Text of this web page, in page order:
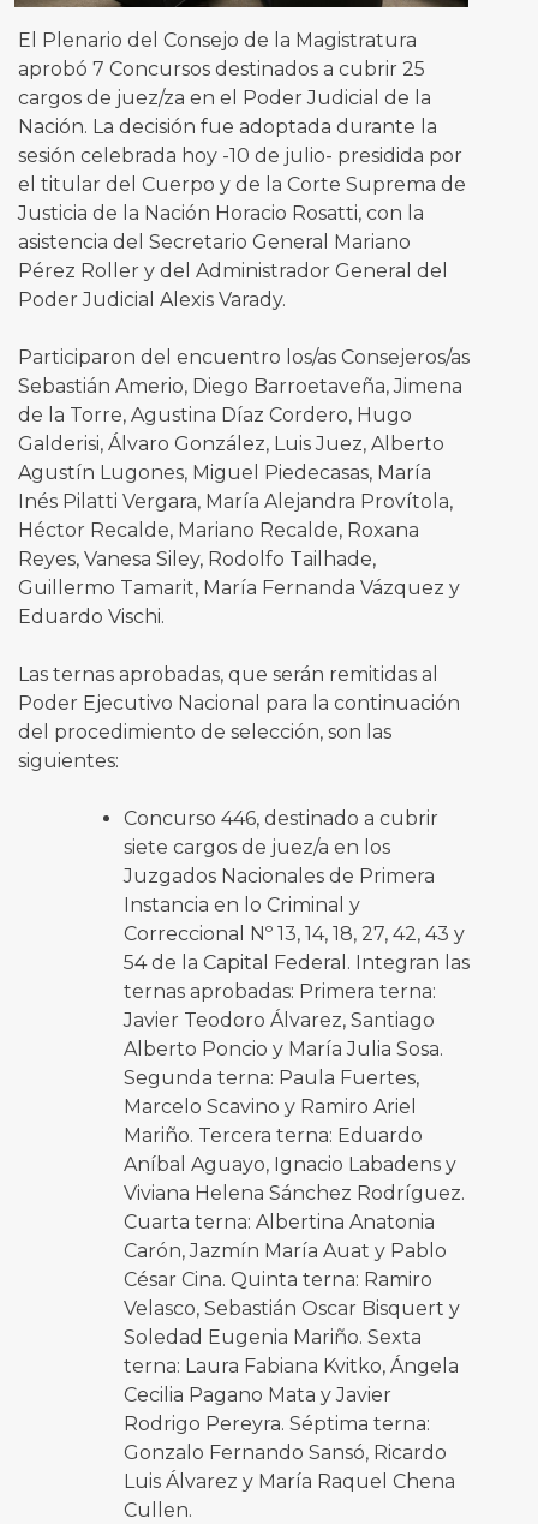
El Plenario del Consejo de la Magistratura
aprobó 7 Concursos destinados a cubrir 25
cargos de juez/za en el Poder Judicial de la
Nación. La decisión fue adoptada durante la
sesión celebrada hoy -10 de julio- presidida por
el titular del Cuerpo y de la Corte Suprema de
Justicia de la Nación Horacio Rosatti, con la
asistencia del Secretario General Mariano
Pérez Roller y del Administrador General del
Poder Judicial Alexis Varady.
Participaron del encuentro los/as Consejeros/as
Sebastián Amerio, Diego Barroetaveña, Jimena
de la Torre, Agustina Díaz Cordero, Hugo
Galderisi, Álvaro González, Luis Juez, Alberto
Agustín Lugones, Miguel Piedecasas, María
Inés Pilatti Vergara, María Alejandra Provítola,
Héctor Recalde, Mariano Recalde, Roxana
Reyes, Vanesa Siley, Rodolfo Tailhade,
Guillermo Tamarit, María Fernanda Vázquez y
Eduardo Vischi.
Las ternas aprobadas, que serán remitidas al
Poder Ejecutivo Nacional para la continuación
del procedimiento de selección, son las
siguientes:
Concurso 446, destinado a cubrir
siete cargos de juez/a en los
Juzgados Nacionales de Primera
Instancia en lo Criminal y
Correccional Nº 13, 14, 18, 27, 42, 43 y
54 de la Capital Federal. Integran las
ternas aprobadas: Primera terna:
Javier Teodoro Álvarez, Santiago
Alberto Poncio y María Julia Sosa.
Segunda terna: Paula Fuertes,
Marcelo Scavino y Ramiro Ariel
Mariño. Tercera terna: Eduardo
Aníbal Aguayo, Ignacio Labadens y
Viviana Helena Sánchez Rodríguez.
Cuarta terna: Albertina Anatonia
Carón, Jazmín María Auat y Pablo
César Cina. Quinta terna: Ramiro
Velasco, Sebastián Oscar Bisquert y
Soledad Eugenia Mariño. Sexta
terna: Laura Fabiana Kvitko, Ángela
Cecilia Pagano Mata y Javier
Rodrigo Pereyra. Séptima terna:
Gonzalo Fernando Sansó, Ricardo
Luis Álvarez y María Raquel Chena
Cullen.